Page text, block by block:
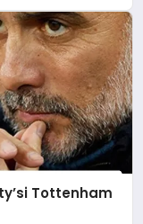
Tottenham